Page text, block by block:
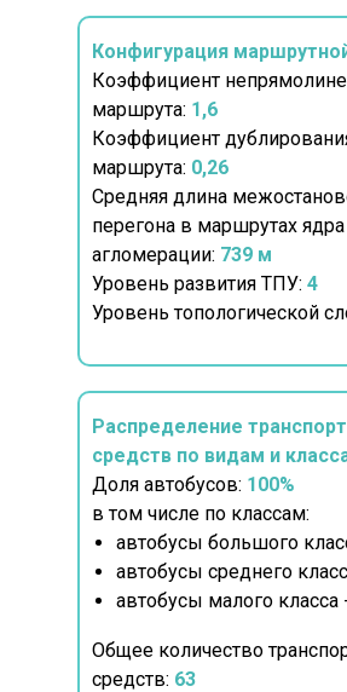
Конфигурация
Коэффициент
маршрута: 1,6
Коэффициент
маршрута: 0,26
Средняя длина
перегона в маршрутах ядра
агломерации: 739 м
Уровень развития ТПУ: 4
Уровень топологической
Распределение
средств по видам и
Доля автобусов: 100%
в том числе по классам:
автобусы большого
автобусы среднего
автобусы малого класса
Общее количество
средств: 63